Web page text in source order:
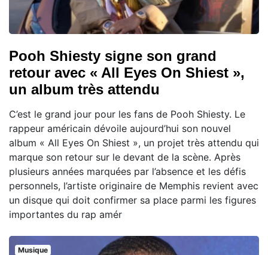
Pooh Shiesty signe son grand
retour avec « All Eyes On Shiest »,
un album très attendu
C’est le grand jour pour les fans de Pooh Shiesty. Le
rappeur américain dévoile aujourd’hui son nouvel
album « All Eyes On Shiest », un projet très attendu qui
marque son retour sur le devant de la scène. Après
plusieurs années marquées par l’absence et les défis
personnels, l’artiste originaire de Memphis revient avec
un disque qui doit confirmer sa place parmi les figures
importantes du rap amér
Musique